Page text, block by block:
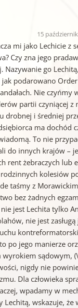
15
mi jako Lechicie z
Czy zna jego
Nazywanie go
podarowano Order
Nie czyńmy
partii czyniącej
drobnej i średniej
ma dochód
To nie
do innych krajów –
rent żebraczych lub
kolesiów
taśmy z
bez żadnych
jest Lechita tylko
nie jest
po jego manierze
sądowym,
nigdy nie
Dla człowieka
wpadamy w
wskazuje, że